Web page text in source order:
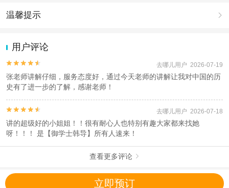
温馨提示 
动（如跳伞、潜水、滑雪等）前，请务必仔细阅读
2.为普及旅游安全知识及旅游文明公约，使您的旅程顺利圆满完成，
特制定《去哪儿网旅游安全手册》 ，请您认真阅读并切实遵守。
用户评论

 去哪儿用户 2026-07-19
张老师讲解仔细，服务态度好，通过今天老师的讲解让我对中国的历
史有了进一步的了解，感谢老师！

 去哪儿用户 2026-07-18
讲的超级好的小姐姐！！很有耐心人也特别有趣大家都来找她
呀！！！ 是【御学士韩导】所有人速来！
查看更多评论 
立即预订